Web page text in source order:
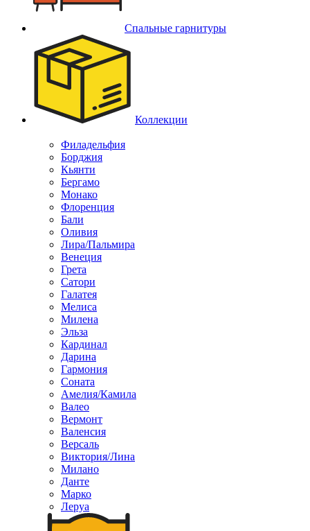
Спальные гарнитуры
Коллекции
Филадельфия
Борджия
Кьянти
Бергамо
Монако
Флоренция
Бали
Оливия
Лира/Пальмира
Венеция
Грета
Сатори
Галатея
Мелиса
Милена
Эльза
Кардинал
Дарина
Гармония
Соната
Амелия/Камила
Валео
Вермонт
Валенсия
Версаль
Виктория/Лина
Милано
Данте
Марко
Леруа